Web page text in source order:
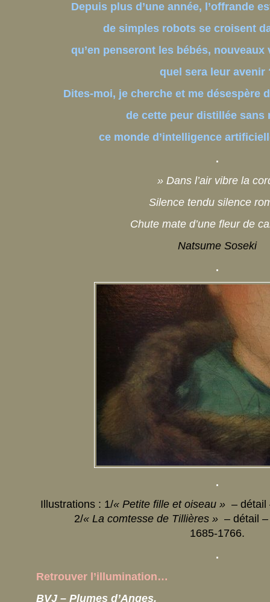
Depuis plus d’une année, l’offrande
de simples robots se croisent
qu’en penseront les bébés, nouveaux
quel sera leur avenir
Dites-moi, je cherche et me désespère
de cette peur distillée sans
ce monde d’intelligence
.
» Dans l’air vibre la
Silence tendu silence
Chute mate d’une fleur de
Natsume Soseki
.
.
Illustrations : 1/« Petite fille et oiseau » –
2/« La comtesse de Tillières » – détail
1685-1766.
.
Retrouver l’illumination…
BVJ – Plumes d’Anges.